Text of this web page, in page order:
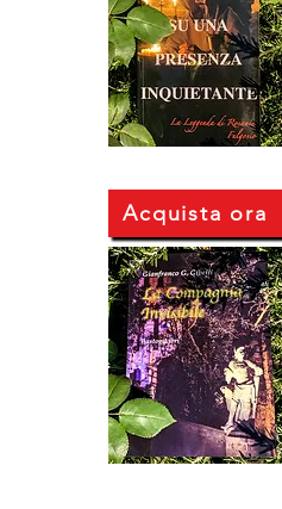
Acquista ora